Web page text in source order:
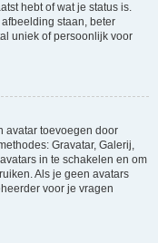
hebt of wat je status is.
staan, beter
uniek of persoonlijk voor
avatar toevoegen door
Gravatar, Galerij,
in te schakelen en om
Als je geen avatars
voor je vragen